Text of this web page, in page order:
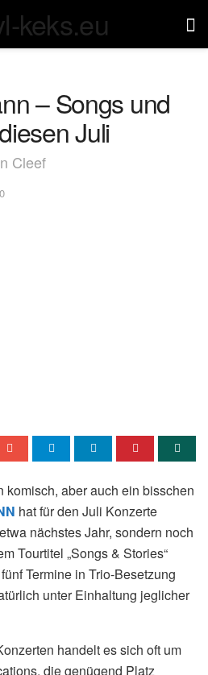
– Songs und
Juli
Cleef
komisch, aber auch ein bisschen
hat für den Juli Konzerte
nächstes Jahr, sondern noch
Tourtitel „Songs & Stories“
Termine in Trio-Besetzung
unter Einhaltung jeglicher
handelt es sich oft um
die genügend Platz